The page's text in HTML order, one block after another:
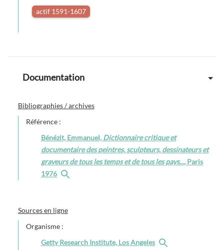
actif 1591-1607
Documentation
Bibliographies / archives
Référence :
Bénézit, Emmanuel, Dictionnaire critique et
documentaire des peintres, sculpteurs, dessinateurs et
graveurs de tous les temps et de tous les pays..., Paris
1976
Sources en ligne
Organisme :
Getty Research Institute, Los Angeles